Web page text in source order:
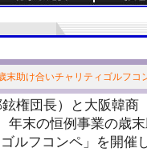
末助け合いチャリティゴルフコ
権団長）と大阪韓商
年末の恒例事業の歳
ルフコンペ」を開催